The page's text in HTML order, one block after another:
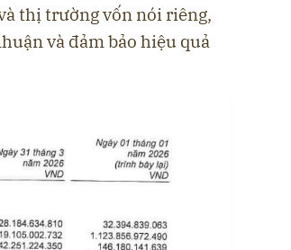
thị trường vốn nói riêng,
và đảm bảo hiệu quả